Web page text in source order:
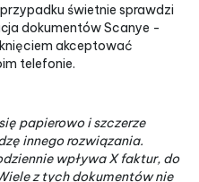
świetnie sprawdzi
dokumentów Scanye -
akceptować
telefonie.
papierowo i szczerze
innego rozwiązania.
wpływa X faktur, do
z tych dokumentów nie